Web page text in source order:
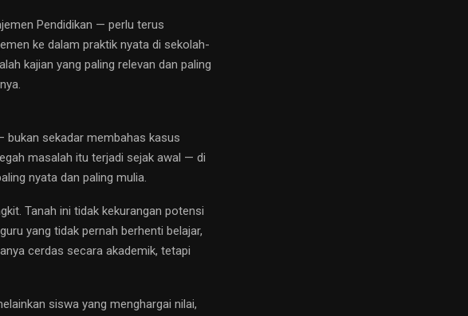
Pendidikan — perlu terus
ke dalam praktik nyata di sekolah-
kajian yang paling relevan dan paling
bukan sekadar membahas kasus
masalah itu terjadi sejak awal — di
nyata dan paling mulia.
Tanah ini tidak kekurangan potensi
yang tidak pernah berhenti belajar,
cerdas secara akademik, tetapi
siswa yang menghargai nilai,